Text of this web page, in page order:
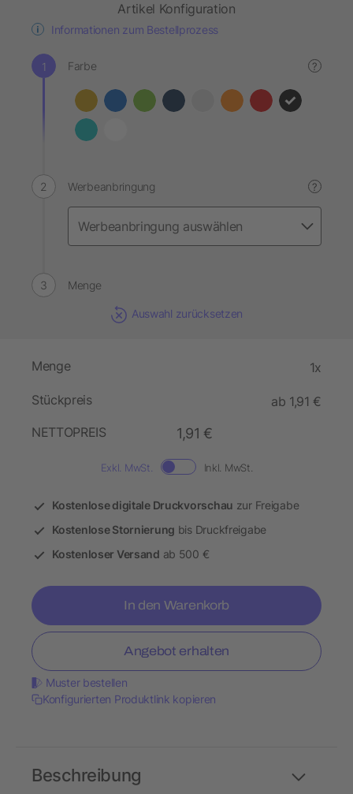
Artikel Konfiguration
Informationen zum Bestellprozess
Farbe ?
Werbeanbringung ?
Menge
Auswahl zurücksetzen
Menge 1x
Stückpreis
ab 1,91 €
NETTOPREIS
1,91 €
Exkl. MwSt. Inkl. MwSt.
Kostenlose digitale Druckvorschau zur Freigabe
Kostenlose Stornierung bis Druckfreigabe
Kostenloser Versand ab 500 €
In den Warenkorb
Angebot erhalten
Muster bestellen
Konfigurierten Produktlink kopieren
Beschreibung